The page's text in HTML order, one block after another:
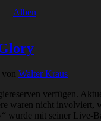
Alben
von Walter Kraus
verfügen.
waren nicht involviert,
wurde mit seiner Live-